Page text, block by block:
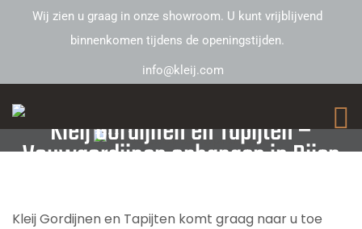
Wij zien u graag in onze showroom. U kunt vrijblijvend
binnenkomen tijdens de openingstijden.
info@kleij.com
Kleij Gordijnen en Tapijten –
Vouwgordijnen ophangen in Rijen
Kleij Gordijnen en Tapijten komt graag naar u toe